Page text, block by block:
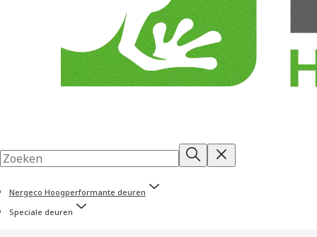
Nergeco Hoogperformante deuren
Speciale deuren